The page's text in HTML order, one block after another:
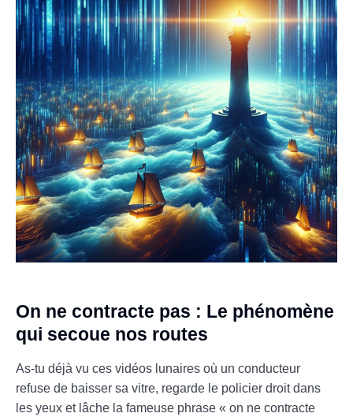
On ne contracte pas : Le phénomène
qui secoue nos routes
As-tu déjà vu ces vidéos lunaires où un conducteur
refuse de baisser sa vitre, regarde le policier droit dans
les yeux et lâche la fameuse phrase « on ne contracte